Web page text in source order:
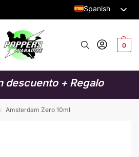
Spanish
English
0
descuento + Regalo
/ Amsterdam Zero 10ml